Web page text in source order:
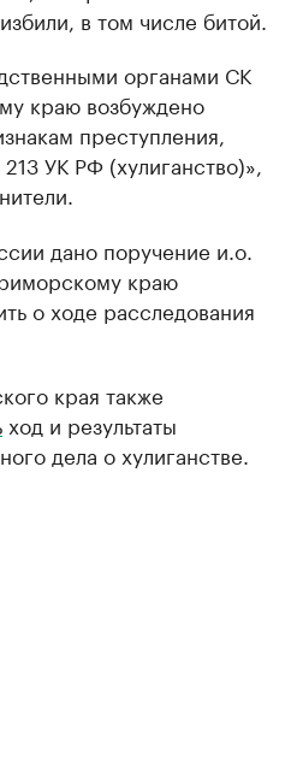
в том числе битой.
органами СК
краю возбуждено
преступления,
УК РФ (хулиганство)»,
дано поручение и.о.
краю
о ходе расследования
края также
ход и результаты
дела о хулиганстве.